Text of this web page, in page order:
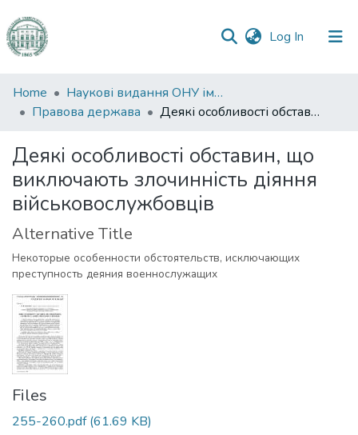
Log In (current)
Communities
&
All of DSpace
Statistics
Home
Наукові видання ОНУ імені І. І. Мечникова
Правова держава
Деякі особливості обставин, що виключають злочинність діяння військовослужбовців
Деякі особливості обставин, що
виключають злочинність діяння
військовослужбовців
Alternative Title
Некоторые особенности обстоятельств, исключающих
преступность деяния военнослужащих
Files
255-260.pdf(61.69 KB)